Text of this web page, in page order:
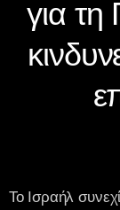
για
Το Ισραήλ